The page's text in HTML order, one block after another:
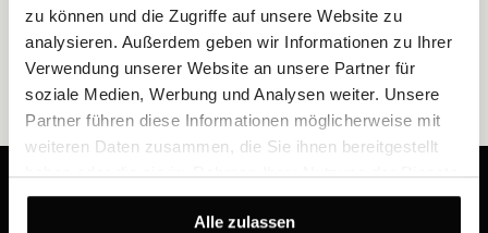
zu können und die Zugriffe auf unsere Website zu
analysieren. Außerdem geben wir Informationen zu Ihrer
Verwendung unserer Website an unsere Partner für
soziale Medien, Werbung und Analysen weiter. Unsere
Partner führen diese Informationen möglicherweise mit
weiteren Daten zusammen, die Sie ihnen bereitgestellt
haben oder die sie im Rahmen Ihrer Nutzung der Dienste
gesammelt haben.
Alle zulassen
Erhalten Sie unsere neuesten Angebote und
Neuigkeiten